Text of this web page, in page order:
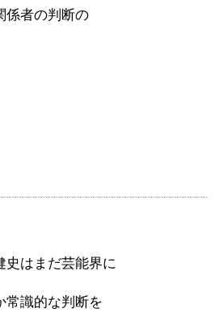
係者の判断の
史はまだ芸能界に
常識的な判断を